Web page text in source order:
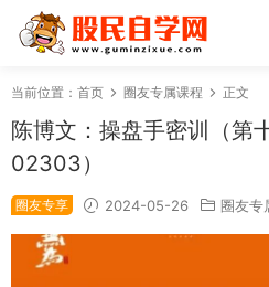
当前位置： 首页 圈友专属课程 正文
陈博文：操盘手密训（
02303）
圈友专享 2024-05-26 圈友专